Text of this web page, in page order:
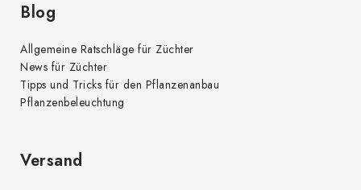
Blog
Allgemeine Ratschläge für Züchter
News für Züchter
Tipps und Tricks für den Pflanzenanbau
Pflanzenbeleuchtung
Versand